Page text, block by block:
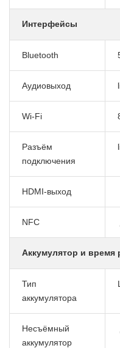
Интерфейсы
Bluetooth
Аудиовыход
Wi-Fi
Разъём
подключения
HDMI-выход
NFC
Аккумулятор и время
Тип
аккумулятора
Несъёмный
аккумулятор